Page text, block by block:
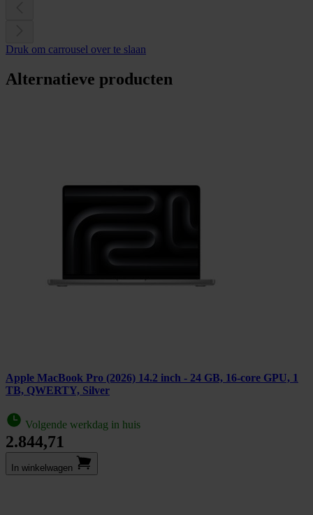
Druk om carrousel over te slaan
Alternatieve producten
Apple MacBook Pro (2026) 14.2 inch - 24 GB, 16-core GPU, 1
TB, QWERTY, Silver
Volgende werkdag in huis
2.844,71
In winkel­wagen